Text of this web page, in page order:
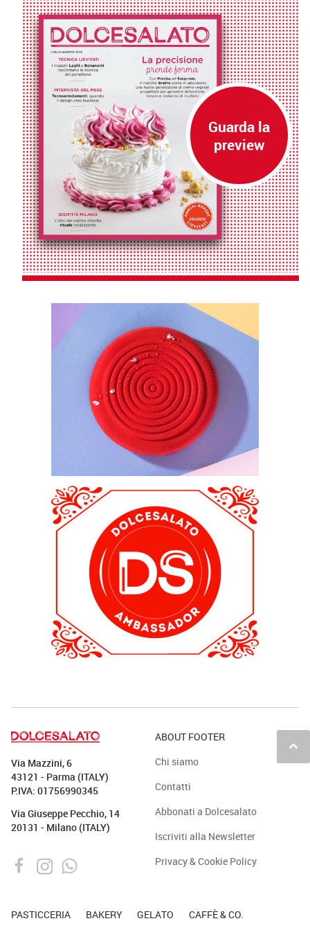
keyboard_arrow_up
Via Mazzini, 6
43121 - Parma (ITALY)
P.IVA: 01756990345
Via Giuseppe Pecchio, 14
20131 - Milano (ITALY)
ABOUT FOOTER
Chi siamo
Contatti
Abbonati a Dolcesalato
Iscriviti alla Newsletter
Privacy & Cookie Policy
PASTICCERIA BAKERY GELATO CAFFÈ & CO.